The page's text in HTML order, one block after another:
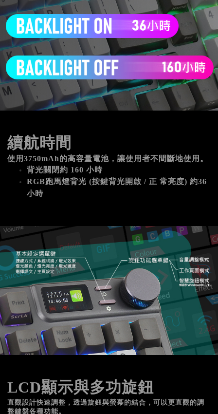
續航時間
使用3750mAh的高容量電池，讓使用者不間斷地使用。
背光關閉約 160 小時
RGB跑馬燈背光 (按鍵背光開啟 / 正 常亮度) 約36
小時
LCD顯示與多功旋鈕
直觀設計快速調整，透過旋鈕與螢幕的結合，可以更直觀的調
整鍵盤各種功能。